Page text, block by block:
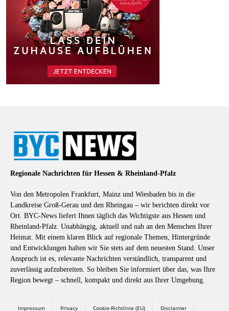
Regionale Nachrichten für Hessen & Rheinland-Pfalz
Von den Metropolen Frankfurt, Mainz und Wiesbaden bis in die
Landkreise Groß-Gerau und den Rheingau – wir berichten direkt vor
Ort. BYC-News liefert Ihnen täglich das Wichtigste aus Hessen und
Rheinland-Pfalz. Unabhängig, aktuell und nah an den Menschen Ihrer
Heimat. Mit einem klaren Blick auf regionale Themen, Hintergründe
und Entwicklungen halten wir Sie stets auf dem neuesten Stand. Unser
Anspruch ist es, relevante Nachrichten verständlich, transparent und
zuverlässig aufzubereiten. So bleiben Sie informiert über das, was Ihre
Region bewegt – schnell, kompakt und direkt aus Ihrer Umgebung.
Impressum Privacy Cookie-Richtlinie (EU) Disclaimer